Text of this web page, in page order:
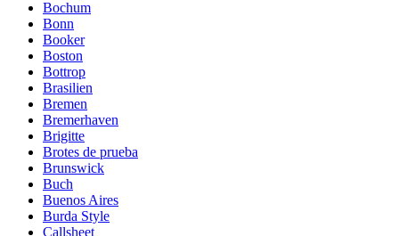
Bochum
Bonn
Booker
Boston
Bottrop
Brasilien
Bremen
Bremerhaven
Brigitte
Brotes de prueba
Brunswick
Buch
Buenos Aires
Burda Style
Callsheet